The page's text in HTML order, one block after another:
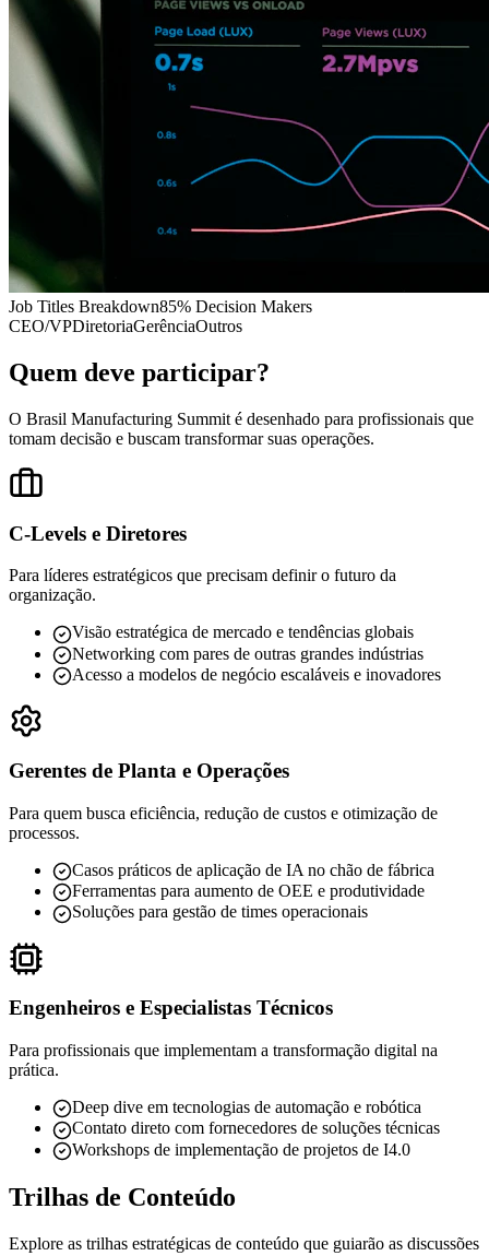
Job Titles Breakdown85% Decision Makers
CEO/VPDiretoriaGerênciaOutros
Quem deve participar?
O Brasil Manufacturing Summit é desenhado para profissionais que
tomam decisão e buscam transformar suas operações.
C-Levels e Diretores
Para líderes estratégicos que precisam definir o futuro da
organização.
Visão estratégica de mercado e tendências globais
Networking com pares de outras grandes indústrias
Acesso a modelos de negócio escaláveis e inovadores
Gerentes de Planta e Operações
Para quem busca eficiência, redução de custos e otimização de
processos.
Casos práticos de aplicação de IA no chão de fábrica
Ferramentas para aumento de OEE e produtividade
Soluções para gestão de times operacionais
Engenheiros e Especialistas Técnicos
Para profissionais que implementam a transformação digital na
prática.
Deep dive em tecnologias de automação e robótica
Contato direto com fornecedores de soluções técnicas
Workshops de implementação de projetos de I4.0
Trilhas de Conteúdo
Explore as trilhas estratégicas de conteúdo que guiarão as discussões